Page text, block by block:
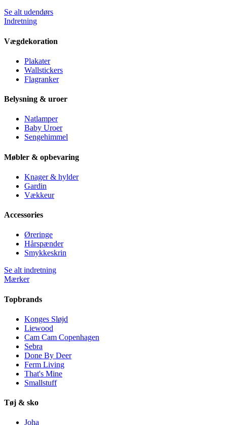
Se alt udendørs
Indretning
Vægdekoration
Plakater
Wallstickers
Flagranker
Belysning & uroer
Natlamper
Baby Uroer
Sengehimmel
Møbler & opbevaring
Knager & hylder
Gardin
Vækkeur
Accessories
Øreringe
Hårspænder
Smykkeskrin
Se alt indretning
Mærker
Topbrands
Konges Sløjd
Liewood
Cam Cam Copenhagen
Sebra
Done By Deer
Ferm Living
That's Mine
Smallstuff
Tøj & sko
Joha